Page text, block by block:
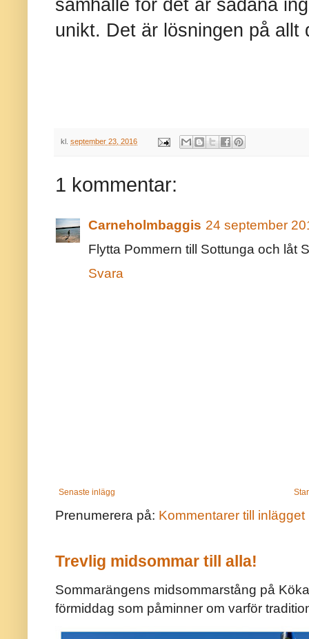
samhälle för det är sådana
unikt. Det är lösningen på allt
kl. september 23, 2016
1 kommentar:
Carneholmbaggis 24 september
Flytta Pommern till Sottunga och låt
Svara
Senaste inlägg
Prenumerera på: Kommentarer till inlägget
Trevlig midsommar till alla!
Sommarängens midsommarstång på
förmiddag som påminner om varför